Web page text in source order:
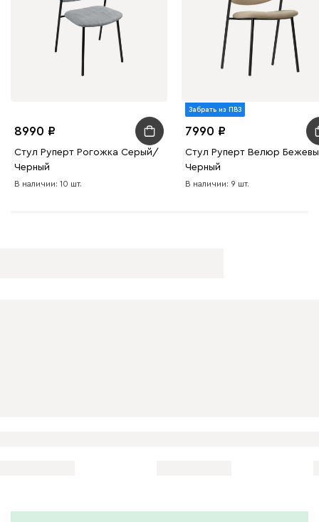
8990
Стул Руперт Рогожка Серый/
Черный
В наличии: 10 шт.
Забрать из ПВЗ
7990
Стул Руперт Велюр
Черный
В наличии: 9 шт.